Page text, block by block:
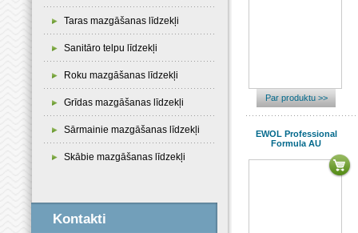
Taras mazgāšanas līdzekļi
Sanitāro telpu līdzekļi
Roku mazgāšanas līdzekļi
Grīdas mazgāšanas līdzekļi
Sārmainie mazgāšanas līdzekļi
Skābie mazgāšanas līdzekļi
Kontakti
Par produktu >>
EWOL Professional
Formula AU